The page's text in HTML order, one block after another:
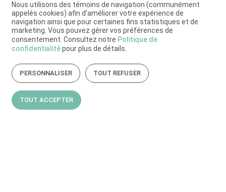
Nous utilisons des témoins de navigation (communément
appelés cookies) afin d’améliorer votre expérience de
navigation ainsi que pour certaines fins statistiques et de
marketing. Vous pouvez gérer vos préférences de
consentement. Consultez notre Politique de
confidentialitépour plus de détails.
PERSONNALISER TOUT REFUSER
TOUT ACCEPTER